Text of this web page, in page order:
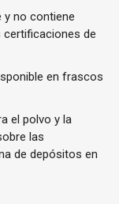
y no contiene
certificaciones de
en frascos
el polvo y la
las
de depósitos en